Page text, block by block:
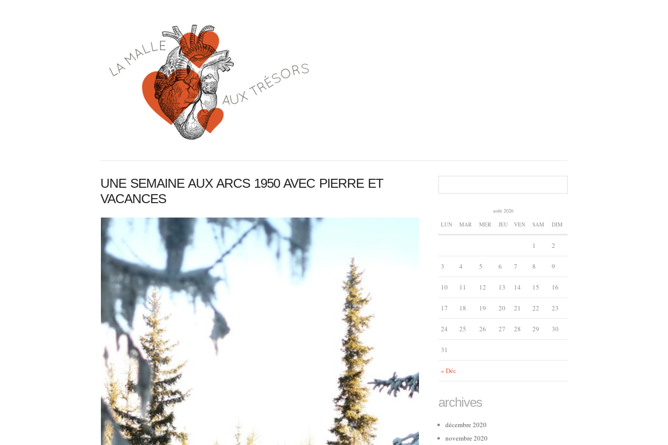
UNE SEMAINE AUX ARCS 1950 AVEC PIERRE ET
VACANCES
août 2026
LUN MAR MER JEU VEN SAM DIM
« Déc
1 2
3 4 5 6 7 8 9
10 11 12 13 14 15 16
17 18 19 20 21 22 23
24 25 26 27 28 29 30
31
archives
décembre 2020
novembre 2020